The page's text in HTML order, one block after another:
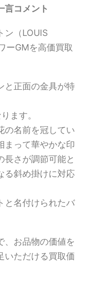
言コメント
ン（LOUIS
ーGMを高価買取
と正面の金具が特
ます。
の名前を冠してい
まって華やかな印
長さが調節可能と
る斜め掛けに対応
と名付けられたバ
、お品物の価値を
いただける買取価